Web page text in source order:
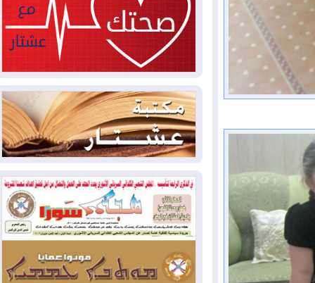
2026-08-01النفط: اتفاقية ثلاثية لاستئناف
التصدير عبر جيهان بطاقة 750 ألف برميل
2026-08-01"في أقرب وقت ممكن".. إدارة
ترامب تخطط لشن ضربات جديدة على إيران
2026-07-31أتروشي: قرار السلم والحرب
في العراق "مختطف" وخارج سيطرة
الحكومة
2026-07-31
50 درجة مئوية في 5
محافظات.. العراق على موعد مع موجة حر
السبت
2026-07-31
سبتة تهز أوروبا.. إيطاليا تهدد
بورقة شنغن وفرنسا تشدد الحدود